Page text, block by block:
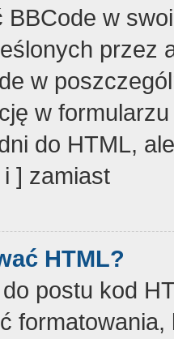
BBCode w
przez
w
w
do HTML,
] zamiast
HTML?
postu kod